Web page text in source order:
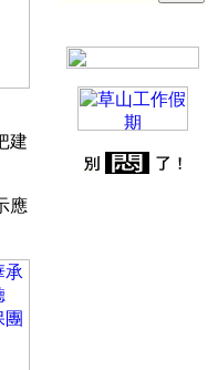
建
應